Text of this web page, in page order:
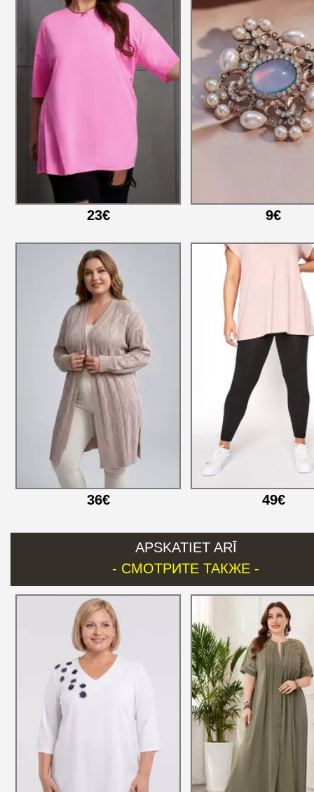
23€ 9€
36€ 49€
APSKATIET ARĪ
- СМОТРИТЕ ТАКЖЕ -